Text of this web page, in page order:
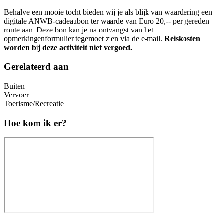
Behalve een mooie tocht bieden wij je als blijk van waardering een
digitale ANWB-cadeaubon ter waarde van Euro 20,-- per gereden
route aan. Deze bon kan je na ontvangst van het
opmerkingenformulier tegemoet zien via de e-mail. Reiskosten
worden bij deze activiteit niet vergoed.
Gerelateerd aan
Buiten
Vervoer
Toerisme/Recreatie
Hoe kom ik er?